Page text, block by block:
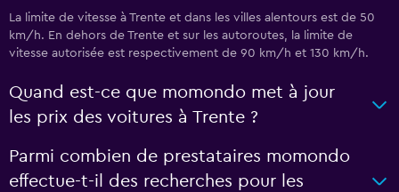
La limite de vitesse à Trente et dans les villes alentours est de 50
km/h. En dehors de Trente et sur les autoroutes, la limite de
vitesse autorisée est respectivement de 90 km/h et 130 km/h.
Quand est-ce que momondo met à jour
les prix des voitures à Trente ?
Parmi combien de prestataires momondo
effectue-t-il des recherches pour les